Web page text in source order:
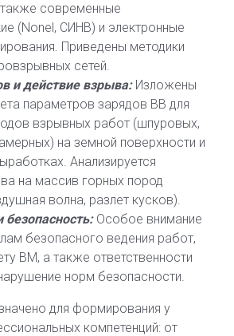
современные
(Nonel, СИНВ) и электронные
Приведены методики
сетей.
и действие взрыва:Изложены
параметров зарядов ВВ для
взрывных работ (шпуровых,
на земной поверхности и
Анализируется
на массив горных пород
волна, разлет кусков).
безопасность:Особое внимание
безопасного ведения работ,
ВМ, а также ответственности
норм безопасности.
для формирования у
компетенций: от